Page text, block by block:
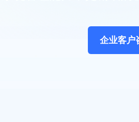
企业客户